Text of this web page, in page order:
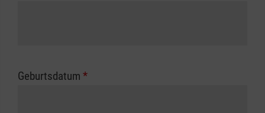
Geburtsdatum *